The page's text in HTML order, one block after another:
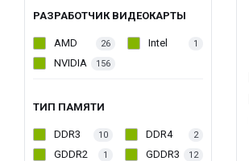
РАЗРАБОТЧИК ВИДЕОКАРТЫ
AMD 26 Intel 1
NVIDIA 156
ТИП ПАМЯТИ
DDR3 10 DDR4 2
GDDR2 1 GDDR3 12